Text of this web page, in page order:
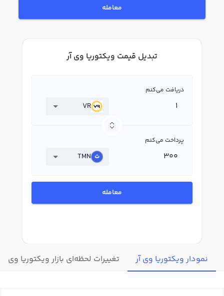
معامله
تبدیل قیمت ویکتوریا وی آر
دریافت می‌کنم
VR
پرداخت می‌کنم
TMN
معامله
نمودار ویکتوریا وی آر تغییرات لحظه‌ای بازار ویکتوریا وی آر